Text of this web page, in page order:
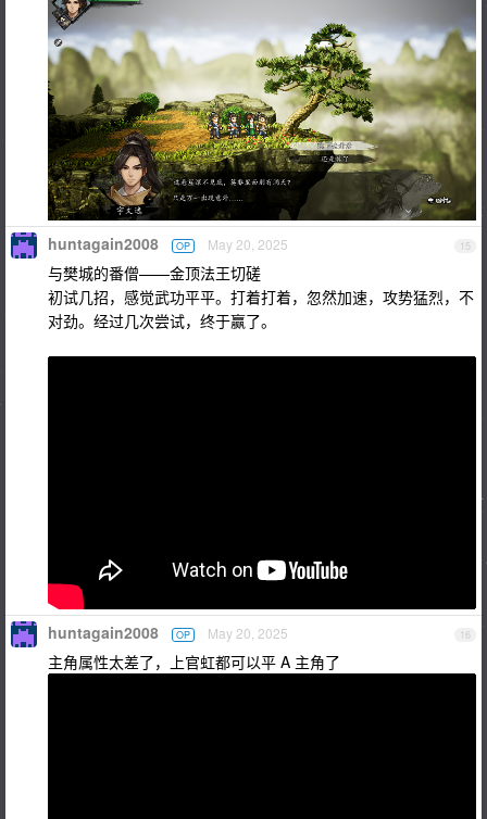
15
huntagain2008 OP May 20, 2025
与樊城的番僧——金顶法王切磋
初试几招，感觉武功平平。打着打着，忽然加速，攻势猛烈，不
对劲。经过几次尝试，终于赢了。
16
huntagain2008 OP May 20, 2025
主角属性太差了，上官虹都可以平 A 主角了